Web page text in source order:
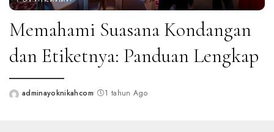
Memahami Suasana Kondangan
dan Etiketnya: Panduan Lengkap
Postedadminayoknikahcom 1 tahun Ago